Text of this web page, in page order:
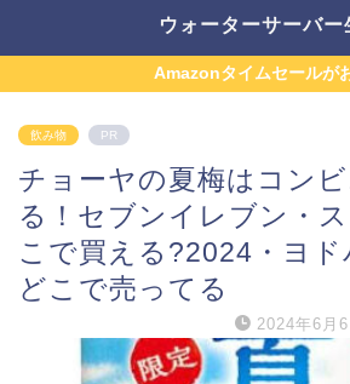
ウォーターサーバー
Amazonタイムセールが
飲み物 PR
チョーヤの夏梅はコン
る！セブンイレブン・
こで買える?2024・ヨド
どこで売ってる
2024年6月6